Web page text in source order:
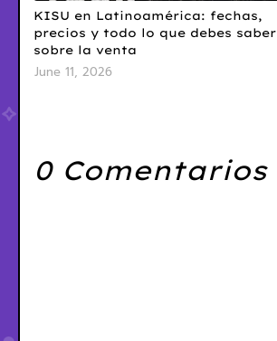
KISU en Latinoamérica: fechas,
precios y todo lo que debes saber
sobre la venta
June 11, 2026
0 Comentarios